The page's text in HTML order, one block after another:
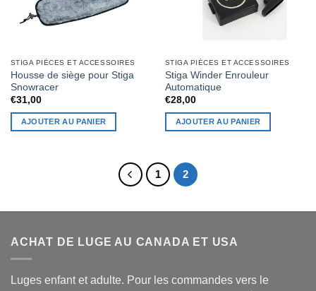
STIGA PIÈCES ET ACCESSOIRES
Housse de siège pour Stiga
Snowracer
€31,00
AJOUTER AU PANIER
STIGA PIÈCES ET ACCESSOIRES
Stiga Winder Enrouleur
Automatique
€28,00
AJOUTER AU PANIER
1 2
ACHAT DE LUGE AU CANADA ET USA
Luges enfant et adulte. Pour les commandes vers le